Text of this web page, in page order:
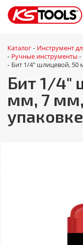
Каталог - Инструмент
- Ручные инструменты -
- Бит 1/4" шлицевой, 50
Бит 1/4"
мм, 7
упаковке